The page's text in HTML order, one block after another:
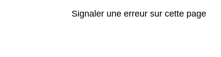
Signaler une erreur sur cette page